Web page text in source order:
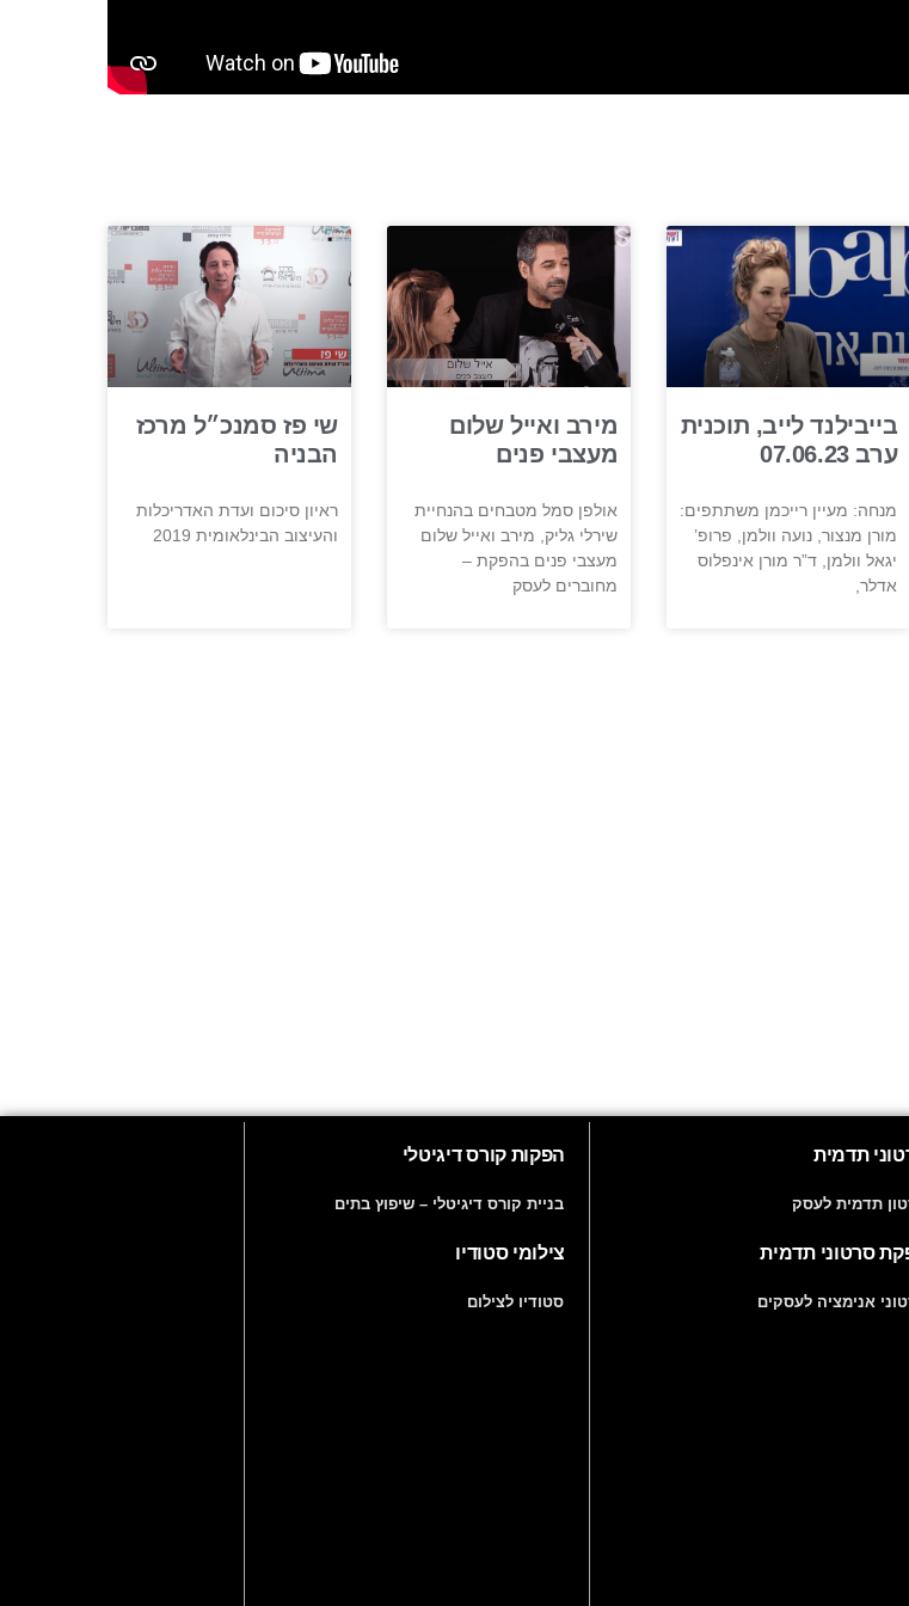
בייבילנד לייב, תוכנית
ערב 07.06.23
מנחה: מעיין רייכמן משתתפים:
מורן מנצור, נועה וולמן, פרופ’
יגאל וולמן, ד”ר מורן אינפלוס
אדלר,
מירב ואייל שלום
מעצבי פנים
אולפן סמל מטבחים בהנחיית
שירלי גליק, מירב ואייל שלום
מעצבי פנים בהפקת –
מחוברים לעסק
שי פז סמנכ״ל מרכז
הבניה
ראיון סיכום ועדת האדריכלות
והעיצוב הבינלאומית 2019
תדמית
תדמית לעסק
סרטוני תדמית
אנימציה לעסקים
הפקות קורס דיגיטלי
בניית קורס דיגיטלי – שיפוץ בתים
צילומי סטודיו
סטודיו לצילום